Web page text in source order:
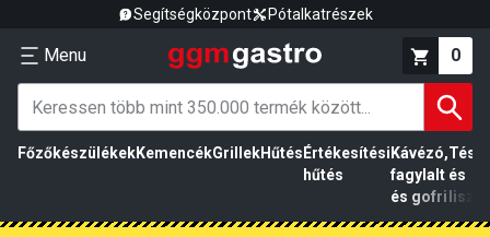
Segítségközpont Pótalkatrészek
Menu 0
FőzőkészülékekKemencékGrillekHűtés Értékesítési
hűtés
Kávézó,
fagylalt
és gofri
és
liszt